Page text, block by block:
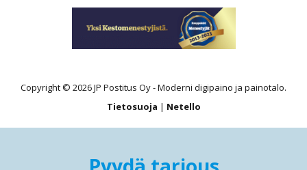
Copyright © 2026 JP Postitus Oy - Moderni digipaino ja painotalo.
Tietosuoja | Netello